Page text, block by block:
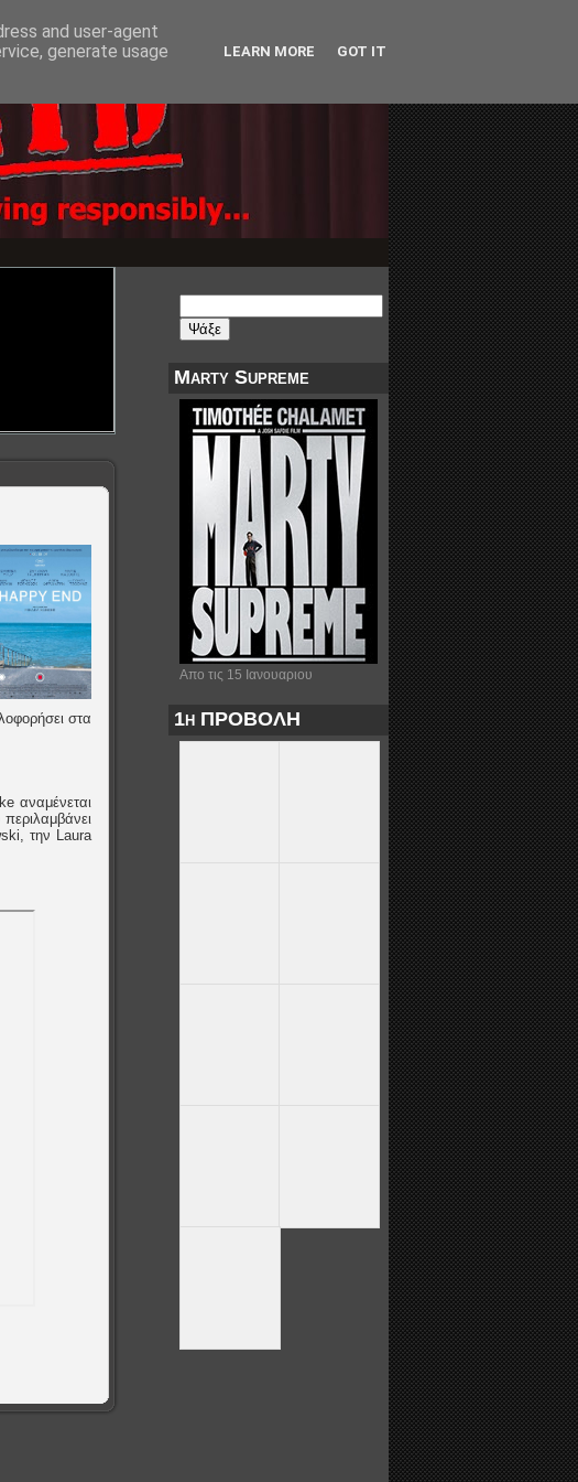
στα
αναμένεται
την Laura
Marty Supreme
Απο τις 15 Ιανουαριου
1η ΠΡΟΒΟΛΗ
and user-agent
generate usage
LEARN MORE GOT IT